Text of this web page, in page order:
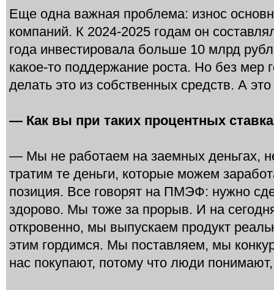
Еще одна важная проблема: износ
компаний. К 2024-2025 годам он
года инвестировала больше 10 млрд
какое-то поддержание роста. Но без мер
делать это из собственных средств. А
— Как вы при таких процентных
— Мы не работаем на заемных деньгах,
тратим те деньги, которые можем
позиция. Все говорят на ПМЭФ: нужно
здорово. Мы тоже за прорыв. И на
откровенно, мы выпускаем продукт
этим гордимся. Мы поставляем, мы
нас покупают, потому что люди понимают,